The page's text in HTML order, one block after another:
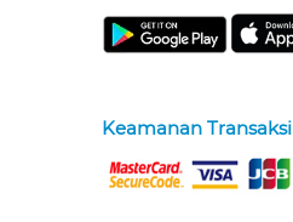
Keamanan Transaksi